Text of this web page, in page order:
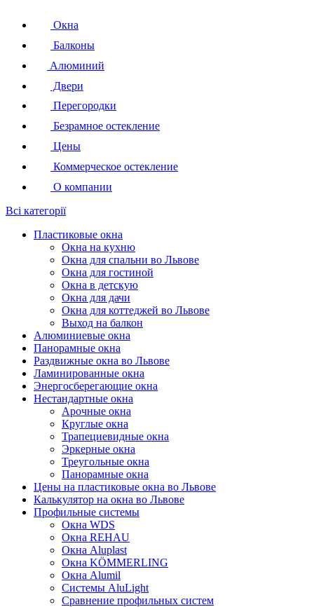
Окна
Балконы
Алюминий
Двери
Перегородки
Безрамное остекление
Цены
Коммерческое остекление
О компании
Всі категорії
Пластиковые окна
Окна на кухню
Окна для спальни во Львове
Окна для гостиной
Окна в детскую
Окна для дачи
Окна для коттеджей во Львове
Выход на балкон
Алюминиевые окна
Панорамные окна
Раздвижные окна во Львове
Ламинированные окна
Энергосберегающие окна
Нестандартные окна
Арочные окна
Круглые окна
Трапециевидные окна
Эркерные окна
Треугольные окна
Панорамные окна
Цены на пластиковые окна во Львове
Калькулятор на окна во Львове
Профильные системы
Окна WDS
Окна REHAU
Окна Aluplast
Окна KÖMMERLING
Окна Alumil
Системы AluLight
Сравнение профильных систем